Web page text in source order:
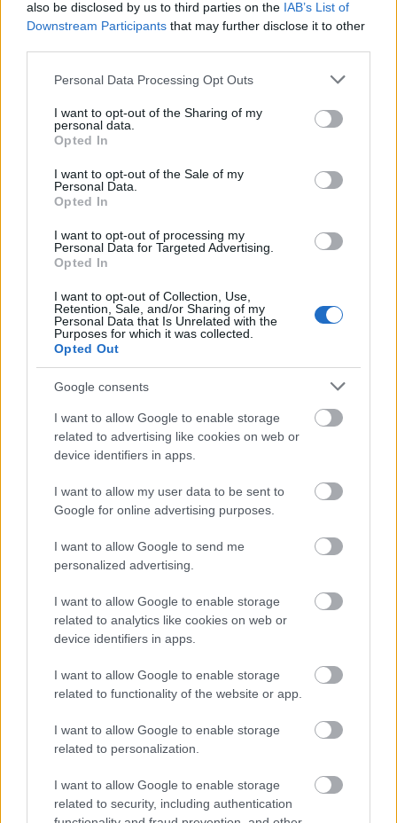
also be disclosed by us to third parties on the IAB’s List of
Downstream Participants that may further disclose it to other
Please note that this website/app uses one or more Google
not limited to your visit or usage behaviour. You may click to
grant or deny consent to Google and its third-party tags to
use your data for below specified purposes in below Google
consent section.
Personal Data Processing Opt Outs
I want to opt-out of the Sharing of my
personal data.
Opted In
I want to opt-out of the Sale of my
Personal Data.
Opted In
I want to opt-out of processing my
Personal Data for Targeted Advertising.
Opted In
I want to opt-out of Collection, Use,
Retention, Sale, and/or Sharing of my
Personal Data that Is Unrelated with the
Purposes for which it was collected.
Opted Out
Google consents
I want to allow Google to enable storage
related to advertising like cookies on web or
device identifiers in apps.
I want to allow my user data to be sent to
Google for online advertising purposes.
I want to allow Google to send me
personalized advertising.
I want to allow Google to enable storage
related to analytics like cookies on web or
device identifiers in apps.
I want to allow Google to enable storage
related to functionality of the website or app.
I want to allow Google to enable storage
related to personalization.
I want to allow Google to enable storage
related to security, including authentication
Hazánk első nagy uralkodódinasztiájáról, az
Árpádokról mindannyian tanultunk a
történelemórákon, haladóbbak még egyik-másik
haditettükre is ...
Posztajánló: Interjú tiboruval
Lemilblog•2020. április 03.
Szerintem a törzsolvasók jelentős hányadának nem
kell bemutatnunk a Felderítőblogot. A Magyar
Ejtőernyős-Felderítő Katonai Hagyományőrző Baráti